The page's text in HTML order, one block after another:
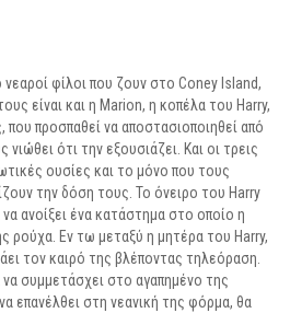
νεαροί φίλοι που ζουν στο Coney Island,
είναι και η Marion, η κοπέλα του Harry,
που προσπαθεί να αποστασιοποιηθεί από
ότι την εξουσιάζει. Και οι τρεις
ουσίες και το μόνο που τους
την δόση τους. Το όνειρο του Harry
να ανοίξει ένα κατάστημα στο οποίο η
ρούχα. Εν τω μεταξύ η μητέρα του Harry,
τον καιρό της βλέποντας τηλεόραση.
να συμμετάσχει στο αγαπημένο της
επανέλθει στη νεανική της φόρμα, θα